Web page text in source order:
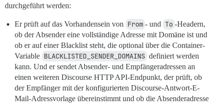
durchgeführt werden:
Er prüft auf das Vorhandensein von From - und To -Headern,
ob der Absender eine vollständige Adresse mit Domäne ist und
ob er auf einer Blacklist steht, die optional über die Container-
Variable BLACKLISTED_SENDER_DOMAINS definiert werden
kann. Und er sendet Absender- und Empfängeradressen an
einen weiteren Discourse HTTP API-Endpunkt, der prüft, ob
der Empfänger mit der konfigurierten Discourse-Antwort-E-
Mail-Adressvorlage übereinstimmt und ob die Absenderadresse